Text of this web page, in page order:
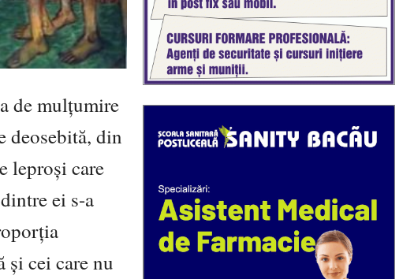
de mulţumire
deosebită, din
leproşi care
ei s-a
cei care nu